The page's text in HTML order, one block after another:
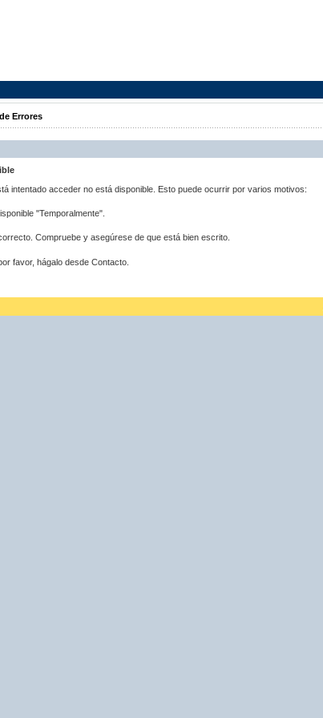
Errores
intentado acceder no está disponible. Esto puede ocurrir por varios motivos:
"Temporalmente".
Compruebe y asegúrese de que está bien escrito.
favor, hágalo desde Contacto.